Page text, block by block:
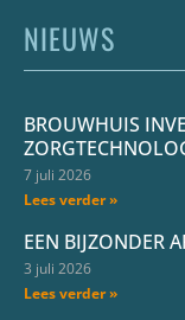
NIEUWS
BROUWHUIS
7 juli 2026
Lees verder »
EEN BIJZONDER
3 juli 2026
Lees verder »